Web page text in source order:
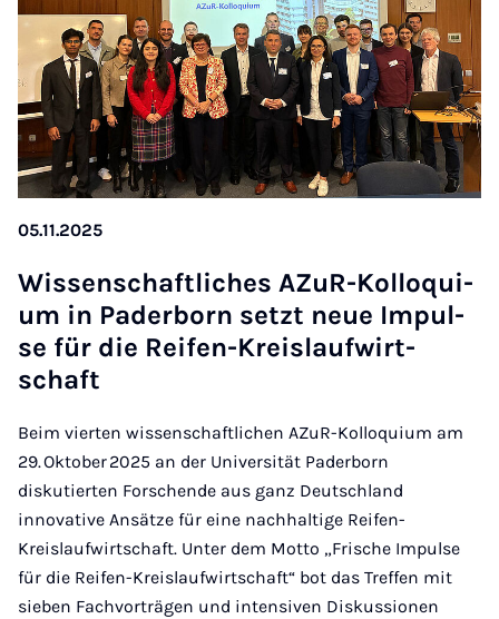
05.11.2025
Wis­sen­schaft­li­ches AZuR-Kol­lo­qui­
um in Pa­der­born setzt neue Im­pul­
se für die Rei­fen-Kreis­l­auf­wirt­
schaft
Beim vierten wissenschaftlichen AZuR-Kolloquium am
29. Oktober 2025 an der Universität Paderborn
diskutierten Forschende aus ganz Deutschland
innovative Ansätze für eine nachhaltige Reifen-
Kreislaufwirtschaft. Unter dem Motto „Frische Impulse
für die Reifen-Kreislaufwirtschaft“ bot das Treffen mit
sieben Fachvorträgen und intensiven Diskussionen